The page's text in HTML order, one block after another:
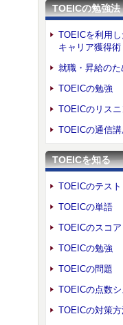
TOEICの勉強法
TOEICを利用
キャリア獲得術
就職・昇給の
TOEICの勉強
TOEICのリス
TOEICの通信
TOEICを知る
TOEICのテスト
TOEICの単語
TOEICのスコア
TOEICの勉強
TOEICの問題
TOEICの点数
TOEICの対策